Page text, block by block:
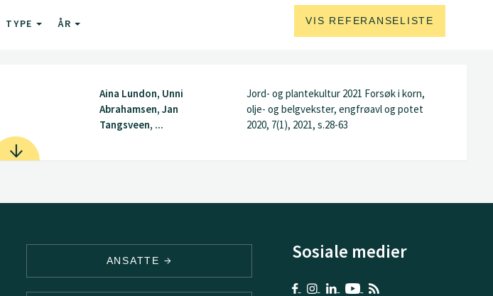
TYPE ÅR VIS REFERANSELISTE
Aina Lundon, Unni
Abrahamsen, Jan
Tangsveen, ...
Jord- og plantekultur 2021 Forsøk i korn,
olje- og belgvekster, engfrøavl og potet
2020, 7(1), 2021, s.28-63
ANSATTE Sosiale medier